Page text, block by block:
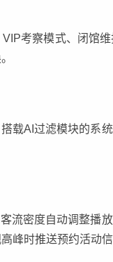
考察模式、闭馆
载AI过滤模块的系
流密度自动调整播
峰时推送预约活动